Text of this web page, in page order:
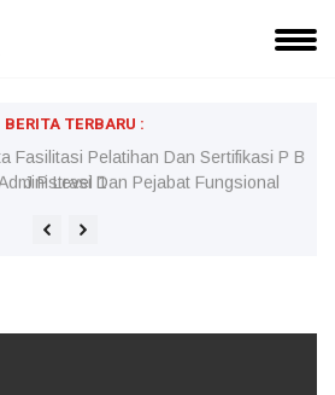
BERITA TERBARU :
Fasilitasi Pelatihan Dan Sertifikasi P B
J P Level 1